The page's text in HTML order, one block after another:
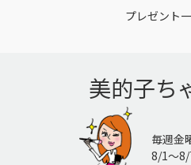
プレゼント
美的子ち
毎週金
8/1〜8/